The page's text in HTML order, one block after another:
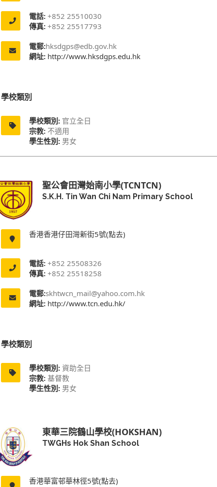
電話: +852 25510030
傳真: +852 25517793
電郵:hksdgps@edb.gov.hk
網址: http://www.hksdgps.edu.hk
學校類別
學校類別: 官立全日
宗教: 不適用
學生性別: 男女
聖公會田灣始南小學(TCNTCN)
S.K.H. Tin Wan Chi Nam Primary School
香港香港仔田灣新街5號(點去)
電話: +852 25508326
傳真: +852 25518258
電郵:skhtwcn_mail@yahoo.com.hk
網址: http://www.tcn.edu.hk/
學校類別
學校類別: 資助全日
宗教: 基督教
學生性別: 男女
東華三院鶴山學校(HOKSHAN)
TWGHs Hok Shan School
香港華富邨華林徑5號(點去)